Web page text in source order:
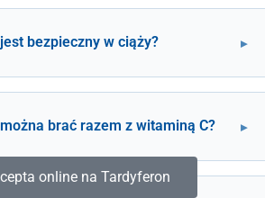
bezpieczny w ciąży?
brać razem z witaminą C?
online na Tardyferon